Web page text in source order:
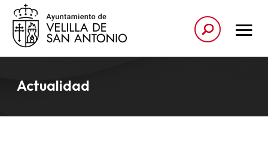
Actualidad